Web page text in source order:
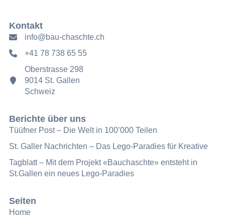
Kontakt
info@bau-chaschte.ch
+41 78 738 65 55
Oberstrasse 298
9014 St. Gallen
Schweiz
Berichte über uns
Tüüfner Post – Die Welt in 100’000 Teilen
St. Galler Nachrichten – Das Lego-Paradies für Kreative
Tagblatt – Mit dem Projekt «Bauchaschte» entsteht in
St.Gallen ein neues Lego-Paradies
Seiten
Home